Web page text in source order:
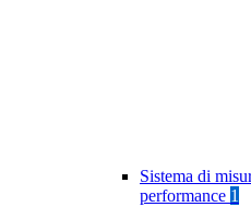
Sistema di
performance 1